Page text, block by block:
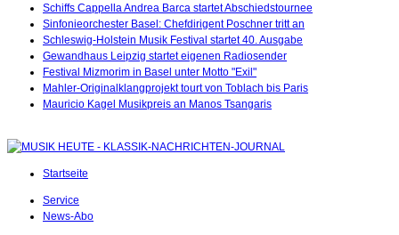
Schiffs Cappella Andrea Barca startet Abschiedstournee
Sinfonieorchester Basel: Chefdirigent Poschner tritt an
Schleswig-Holstein Musik Festival startet 40. Ausgabe
Gewandhaus Leipzig startet eigenen Radiosender
Festival Mizmorim in Basel unter Motto "Exil"
Mahler-Originalklangprojekt tourt von Toblach bis Paris
Mauricio Kagel Musikpreis an Manos Tsangaris
Startseite
Service
News-Abo